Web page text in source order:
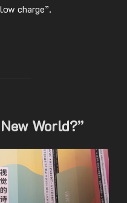
charge”.
World?”